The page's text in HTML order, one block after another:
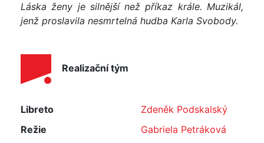
Láska ženy je silnější než příkaz krále. Muzikál,
jenž proslavila nesmrtelná hudba Karla Svobody.
Realizační tým
Libreto
Zdeněk Podskalský
Režie
Gabriela Petráková